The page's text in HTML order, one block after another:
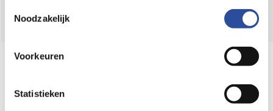
en de bewaartermijnen per categorie. Je kunt je keuze op
gegevensverwerking staat in de
Privacyverklaring
Noodzakelijk
Voorkeuren
Statistieken
Online aanbieder medicijnen
webshop mag verkopen.